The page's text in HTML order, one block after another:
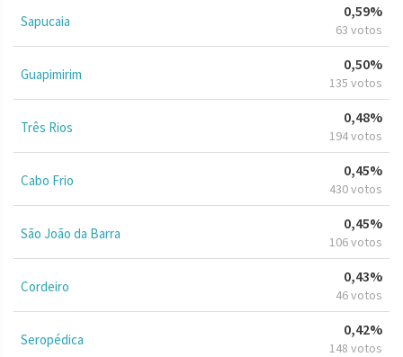
Sapucaia
0,59%
63 votos
Guapimirim
0,50%
135 votos
Três Rios
0,48%
194 votos
Cabo Frio
0,45%
430 votos
São João da Barra
0,45%
106 votos
Cordeiro
0,43%
46 votos
Seropédica
0,42%
148 votos